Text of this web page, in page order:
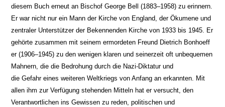
diesem Buch erneut an Bischof George Bell (1883–1958) zu erinnern.
Er war nicht nur ein Mann der Kirche von England, der Ökumene und
zentraler Unterstützer der Bekennenden Kirche von 1933 bis 1945. Er
gehörte zusammen mit seinem ermordeten Freund Dietrich Bonhoeff
er (1906–1945) zu den wenigen klaren und seinerzeit oft unbequemen
Mahnern, die die Bedrohung durch die Nazi-Diktatur und
die Gefahr eines weiteren Weltkriegs von Anfang an erkannten. Mit
allen ihm zur Verfügung stehenden Mitteln hat er versucht, den
Verantwortlichen ins Gewissen zu reden, politischen und